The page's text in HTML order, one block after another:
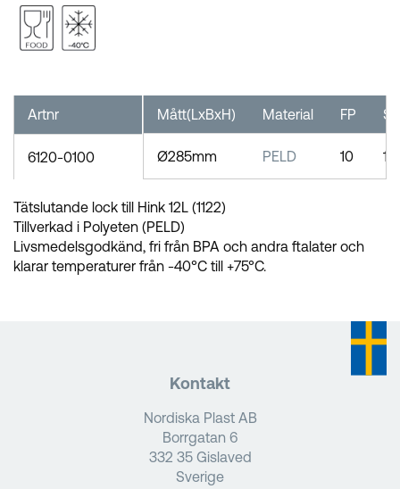
Mått(LxBxH) Material FP
Ø285mm PELD 10
Artnr
6120-0100
Tätslutande lock till Hink 12L (1122)
Tillverkad i Polyeten (PELD)
Livsmedelsgodkänd, fri från BPA och andra ftalater och
klarar temperaturer från -40°C till +75°C.
Kontakt
Nordiska Plast AB
Borrgatan 6
332 35 Gislaved
Sverige